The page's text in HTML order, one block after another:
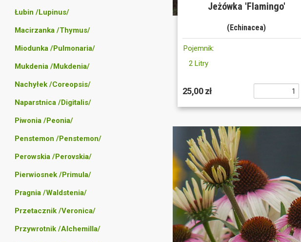
Łubin /Lupinus/
Macirzanka /Thymus/
Miodunka /Pulmonaria/
Mukdenia /Mukdenia/
Nachyłek /Coreopsis/
Naparstnica /Digitalis/
Piwonia /Peonia/
Penstemon /Penstemon/
Perowskia /Perovskia/
Pierwiosnek /Primula/
Pragnia /Waldstenia/
Przetacznik /Veronica/
Przywrotnik /Alchemilla/
Jeżówka 'Flamingo'
(Echinacea)
Pojemnik:
2 Litry
25,00 zł